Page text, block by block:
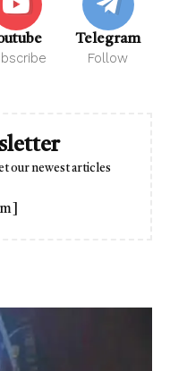
Telegram
Follow
our newest articles